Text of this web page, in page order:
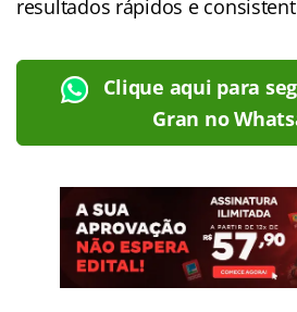
resultados rápidos e
Clique aqui para
Gran no